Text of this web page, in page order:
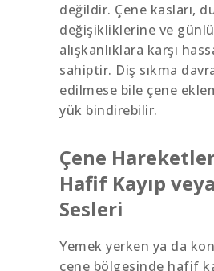
değildir. Çene kasları,
değişikliklerine ve
alışkanlıklara karşı
sahiptir. Diş sıkma
edilmese bile çene
yük bindirebilir.
Çene
Hafif Kayıp
Sesleri
Yemek yerken ya da
çene bölgesinde hafif